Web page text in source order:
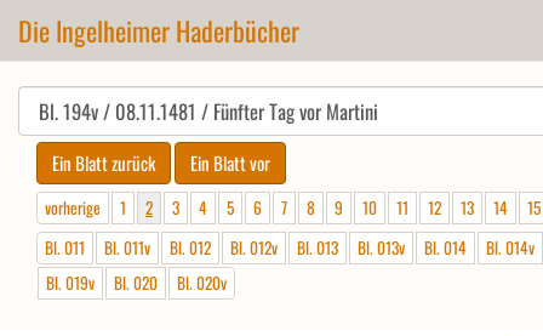
Die Ingelheimer Haderbücher
vorherige 1 2 3 4 5 6 7 8 9 10 11 12 13 14
15
Bl. 011
Bl. 011v Bl. 012 Bl. 012v Bl. 013 Bl. 013v Bl. 014
Bl. 014v
Bl. 019v
Bl. 020 Bl. 020v